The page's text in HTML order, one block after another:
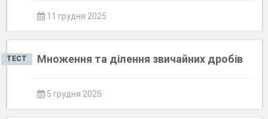
11 грудня 2025
ТЕСТ Множення та ділення звичайних дробів
5 грудня 2025